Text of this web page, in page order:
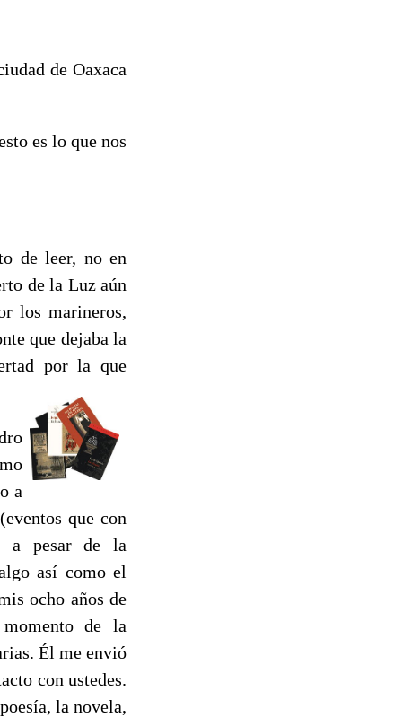
de Oaxaca
es lo que nos
de leer, no en
de la Luz aún
los marineros,
que dejaba la
por la que
a
que con
a pesar de la
así como el
ocho años de
de la
Él me envió
con ustedes.
la novela,